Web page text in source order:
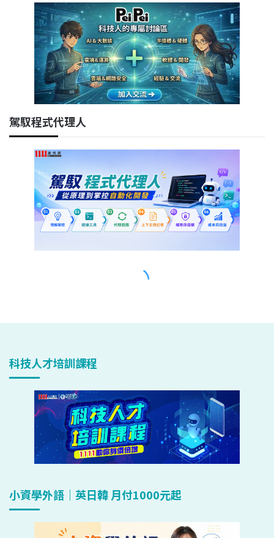
科技人才培訓課程
小資學外語｜英日韓 月付1000元起